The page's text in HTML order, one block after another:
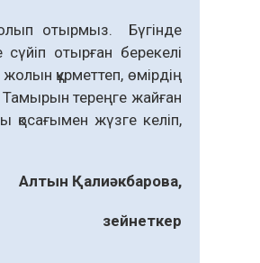
отырмыз. Бүгінде
отырған берекелі
құрметтеп, өмірдің
Тамырын тереңге жайған
қосағымен жүзге келіп,
Алтын Қалиәкбарова,
зейнеткер